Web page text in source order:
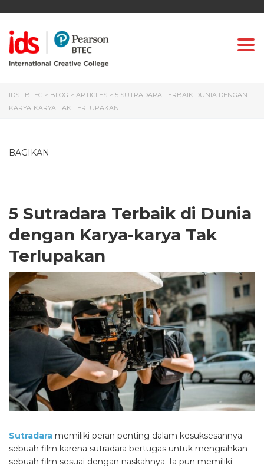
IDS | BTEC > BLOG > ARTICLES > 5 SUTRADARA TERBAIK DUNIA DENGAN
KARYA-KARYA TAK TERLUPAKAN
BAGIKAN
5 Sutradara Terbaik di Dunia
dengan Karya-karya Tak
Terlupakan
Sutradara memiliki peran penting dalam kesuksesannya
sebuah film karena sutradara bertugas untuk mengrahkan
sebuah film sesuai dengan naskahnya. Ia pun memiliki